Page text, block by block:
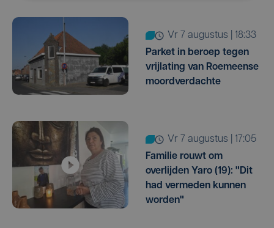
vr 7 augustus | 18:33
Parket in beroep tegen
vrijlating van Roemeense
moordverdachte
vr 7 augustus | 17:05
Familie rouwt om
overlijden Yaro (19): "Dit
had vermeden kunnen
worden"